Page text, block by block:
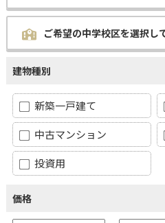
ご希望の中学校区を選択し
建物種別
新築一戸建て
中古マンション
投資用
価格